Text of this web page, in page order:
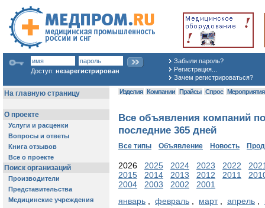
Доступ: незарегистрирован
Забыли пароль?
Регистрация...
Зачем регистрироваться?
Изделия Компании Прайсы Спрос Мероприятия
Все объявления компаний
последние 365 дней
Все типы Объявление Новость
2026 2025 2024 2023 2022
2015
2014 2013 2012 2011
2004
2003 2002
2001
январь , февраль , март, апрель ,